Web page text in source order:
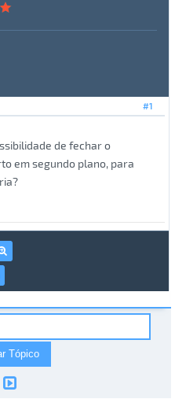
#1
de fechar o
em segundo plano, para